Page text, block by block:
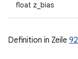
float z_bias
Definition in Zeile